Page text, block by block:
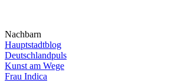
Nachbarn
Hauptstadtblog
Deutschlandpuls
Kunst am Wege
Frau Indica